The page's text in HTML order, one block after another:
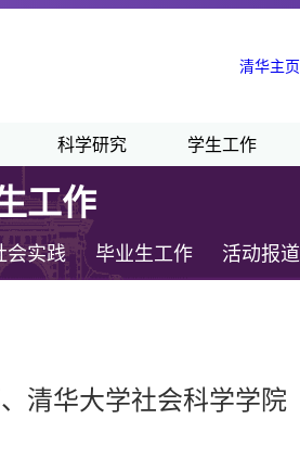
清华主页
科学研究 学生工作
工作
会实践 毕业生工作 活动报道
清华大学社会科学学院